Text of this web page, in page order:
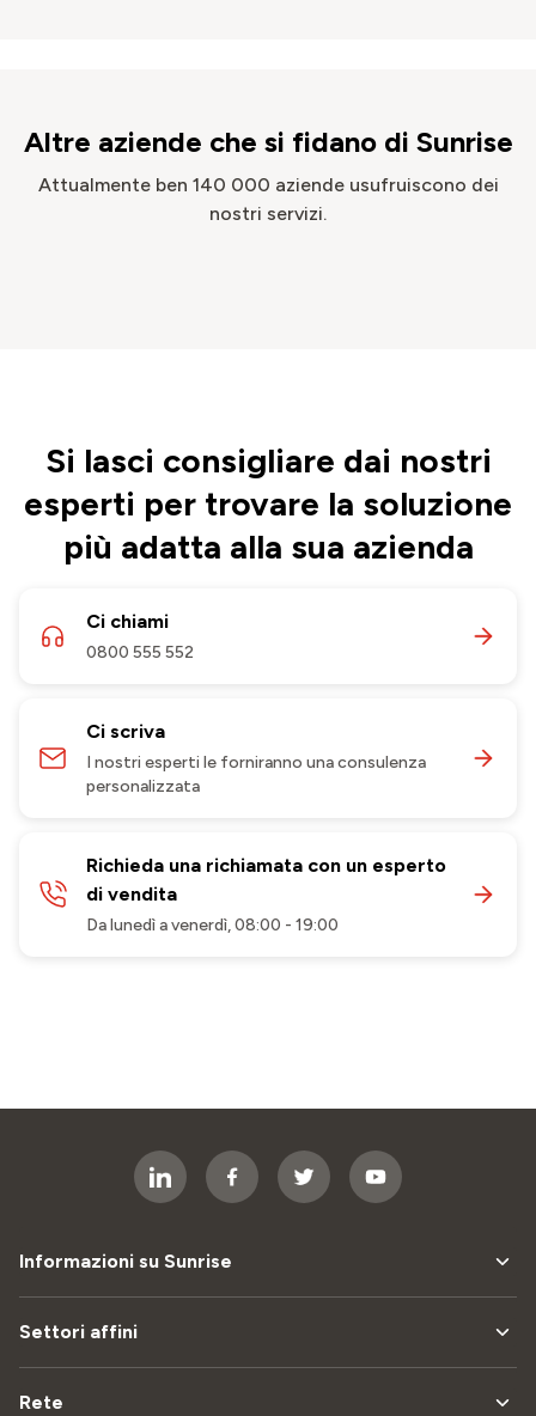
Altre aziende che si fidano di Sunrise
Attualmente ben 140 000 aziende usufruiscono dei
nostri servizi.
Si lasci consigliare dai nostri
esperti per trovare la soluzione
più adatta alla sua azienda
Ci chiami
0800 555 552
Ci scriva
I nostri esperti le forniranno una consulenza
personalizzata
Richieda una richiamata con un esperto
di vendita
Da lunedì a venerdì, 08:00 - 19:00
Informazioni su Sunrise
Settori affini
Rete